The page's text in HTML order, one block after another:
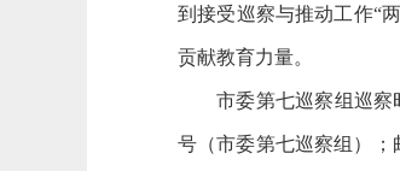
到接受巡察与推动工作“
贡献教育力量。
市委第七巡察组巡察
号（市委第七巡察组）；